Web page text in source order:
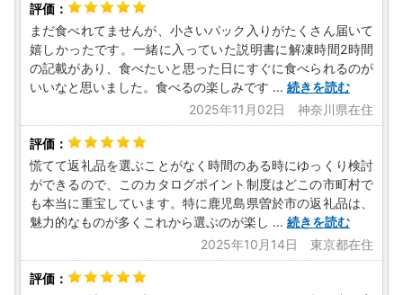
まだ食べれてませんが、小さいパック入りがたくさん届いて
嬉しかったです。一緒に入っていた説明書に解凍時間2時間
の記載があり、食べたいと思った日にすぐに食べられるのが
いいなと思いました。食べるの楽しみです ... 続きを読む
2025年11月02日 神奈川県在住
慌てて返礼品を選ぶことがなく時間のある時にゆっくり検討
ができるので、このカタログポイント制度はどこの市町村で
も本当に重宝しています。特に鹿児島県曽於市の返礼品は、
魅力的なものが多くこれから選ぶのが楽し ... 続きを読む
2025年10月14日 東京都在住